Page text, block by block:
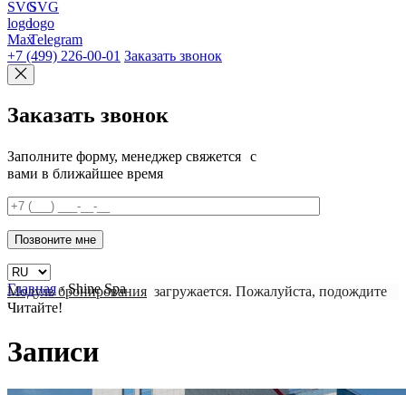
+7 (499) 226-00-01 Заказать звонок
Заказать звонок
Заполните форму, менеджер свяжется с
вами в ближайшее время
Главная ›Shine Spa
Модуль бронирования загружается. Пожалуйста, подождите
Читайте!
Записи